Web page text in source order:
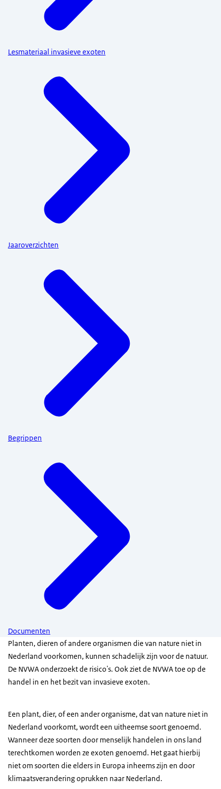
Lesmateriaal invasieve exoten
Jaaroverzichten
Begrippen
Documenten
Planten, dieren of andere organismen die van nature niet in
Nederland voorkomen, kunnen schadelijk zijn voor de natuur.
De NVWA onderzoekt de risico's. Ook ziet de NVWA toe op de
handel in en het bezit van invasieve exoten.
Een plant, dier, of een ander organisme, dat van nature niet in
Nederland voorkomt, wordt een uitheemse soort genoemd.
Wanneer deze soorten door menselijk handelen in ons land
terechtkomen worden ze exoten genoemd. Het gaat hierbij
niet om soorten die elders in Europa inheems zijn en door
klimaatsverandering oprukken naar Nederland.